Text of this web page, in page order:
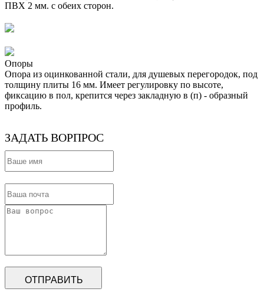
ПВХ 2 мм. с обеих сторон.
Опоры
Опора из оцинкованной стали, для душевых перегородок, под
толщину плиты 16 мм. Имеет регулировку по высоте,
фиксацию в пол, крепится через закладную в (п) - образный
профиль.
ЗАДАТЬ ВОРПРОС
ОТПРАВИТЬ